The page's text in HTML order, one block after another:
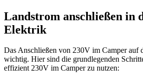
Landstrom anschließen in
Elektrik
Das Anschließen von 230V im Camper auf
wichtig. Hier sind die grundlegenden
effizient 230V im Camper zu nutzen: